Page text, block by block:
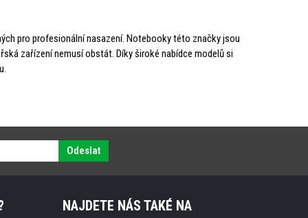
pro profesionální nasazení. Notebooky této značky jsou
zařízení nemusí obstát. Díky široké nabídce modelů si
Odeslat
NAJDETE NÁS TAKÉ NA